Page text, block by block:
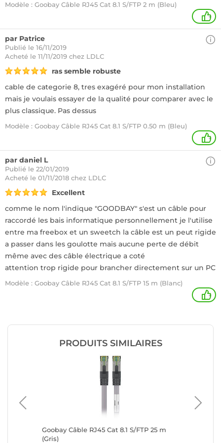
Modèle : Goobay Câble RJ45 Cat 8.1 S/FTP 2 m (Bleu)
+
par Patrice
Publié le 16/11/2019
Acheté le 11/11/2019 chez LDLC
ras semble robuste
cable de categorie 8, tres exagéré pour mon installation
mais je voulais essayer de la qualité pour comparer avec le
plus classique. Pas dessus
Modèle : Goobay Câble RJ45 Cat 8.1 S/FTP 0.50 m (Bleu)
+
par daniel L
Publié le 22/01/2019
Acheté le 01/11/2018 chez LDLC
Excellent
comme le nom l'indique "GOODBAY" s'est un câble pour
raccordé les bais informatique personnellement je l'utilise
entre ma freebox et un sweetch la câble est un peut rigide
a passer dans les goulotte mais aucune perte de débit
même avec des câble électrique a coté
attention trop rigide pour brancher directement sur un PC
Modèle : Goobay Câble RJ45 Cat 8.1 S/FTP 15 m (Blanc)
+
PRODUITS SIMILAIRES
Goobay Câble RJ45 Cat 8.1 S/FTP 25 m
(Gris)